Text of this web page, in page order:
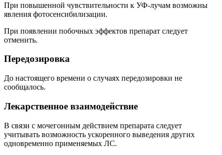
При повышенной чувствительности к УФ-лучам возможны
явления фотосенсибилизации.
При появлении побочных эффектов препарат следует
отменить.
Передозировка
До настоящего времени о случаях передозировки не
сообщалось.
Лекарственное взаимодействие
В связи с мочегонным действием препарата следует
учитывать возможность ускоренного выведения других
одновременно применяемых ЛС.